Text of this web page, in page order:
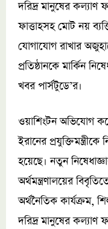
দরিদ্র মানুষের কল্যাণ
ফাত্তাহসহ মোট নয়
যোগাযোগ রাখার
প্রতিষ্ঠানকে মার্কিন
খবর পার্সটুডে’র।
ওয়াশিংটন অভিযোগ
ইরানের
হয়েছে। নতুন
অর্থমন্ত্রণালয়ের
অর্থনৈতিক কার্যক্রম,
দরিদ্র মানুষের কল্যাণ